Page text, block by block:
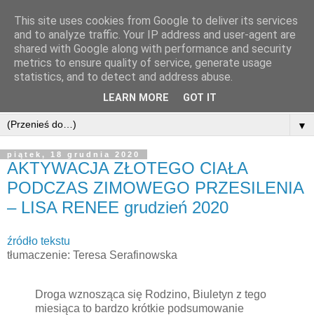
▼
piątek, 18 grudnia 2020
AKTYWACJA ZŁOTEGO CIAŁA
PODCZAS ZIMOWEGO PRZESILENIA
– LISA RENEE grudzień 2020
źródło tekstu
tłumaczenie: Teresa Serafinowska
Droga wznosząca się Rodzino, Biuletyn z tego
miesiąca to bardzo krótkie podsumowanie
This site uses cookies from Google to deliver its services
and to analyze traffic. Your IP address and user-agent are
shared with Google along with performance and security
metrics to ensure quality of service, generate usage
statistics, and to detect and address abuse.
LEARN MORE GOT IT